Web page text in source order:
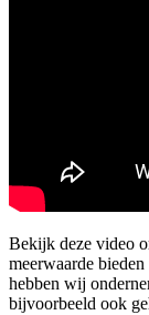
Bekijk deze video
meerwaarde
hebben wij
bijvoorbeeld ook